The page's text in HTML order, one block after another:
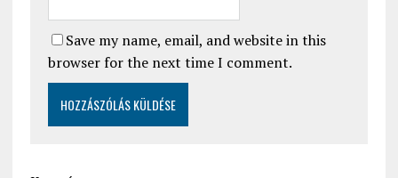
Save my name, email, and website in this
browser for the next time I comment.